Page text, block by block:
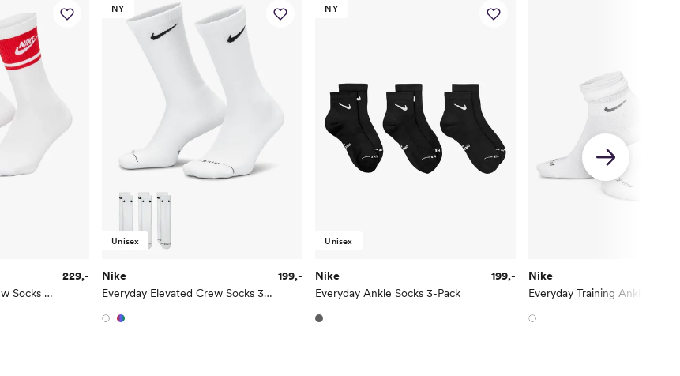
Everyday Elevated Crew Socks 3-Pack
229,-
NY
Unisex
Nike
Everyday Elevated Crew Socks 3pk
199,-
NY
Unisex
Nike
Everyday Ankle Socks 3-Pack
199,-
Nike
Everyday Training Ankle Socks